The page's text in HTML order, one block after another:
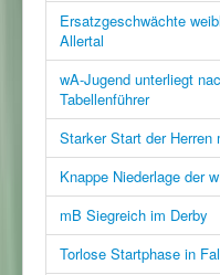
Ersatzgeschwächte
Allertal
wA-Jugend unterliegt
Tabellenführer
Starker Start der
Knappe Niederlage der
mB Siegreich im Derby
Torlose Startphase in